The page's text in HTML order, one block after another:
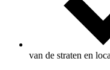
van de straten en